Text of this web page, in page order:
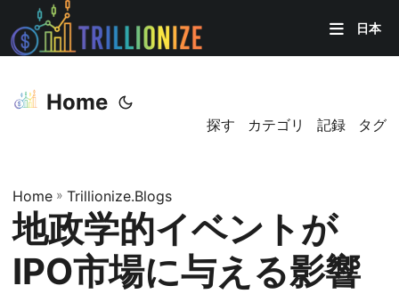
日本
Home
探す カテゴリ 記録 タグ
Home » Trillionize.Blogs
地政学的イベントが
IPO市場に与える影響